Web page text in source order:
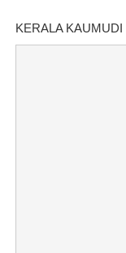
KERALA KAUMUDI